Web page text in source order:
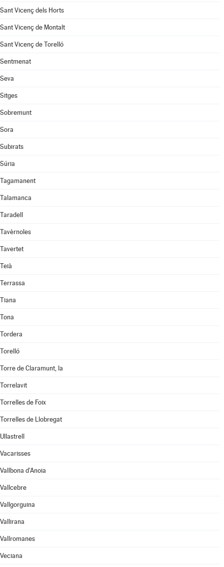
Sant Vicenç dels Horts
Sant Vicenç de Montalt
Sant Vicenç de Torelló
Sentmenat
Seva
Sitges
Sobremunt
Sora
Subirats
Súria
Tagamanent
Talamanca
Taradell
Tavèrnoles
Tavertet
Teià
Terrassa
Tiana
Tona
Tordera
Torelló
Torre de Claramunt, la
Torrelavit
Torrelles de Foix
Torrelles de Llobregat
Ullastrell
Vacarisses
Vallbona d'Anoia
Vallcebre
Vallgorguina
Vallirana
Vallromanes
Veciana